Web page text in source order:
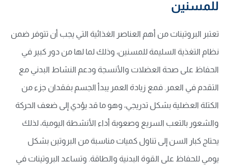
للمسنين
تعتبر البروتينات من أهم العناصر الغذائية التي يجب أن تتوفر ضمن
نظام التغذية السليمة للمسنين، وذلك لما لها من دور كبير في
الحفاظ على صحة العضلات والأنسجة ودعم النشاط البدني مع
التقدم في العمر. فمع زيادة العمر يبدأ الجسم بفقدان جزء من
الكتلة العضلية بشكل تدريجي، وهو ما قد يؤدي إلى ضعف الحركة
والشعور بالتعب السريع وصعوبة أداء الأنشطة اليومية، لذلك
يحتاج كبار السن إلى تناول كميات مناسبة من البروتين بشكل
يومي للحفاظ على القوة البدنية والطاقة. وتساعد البروتينات في